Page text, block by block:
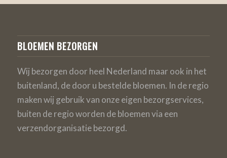
BLOEMEN BEZORGEN
Wij bezorgen door heel Nederland maar ook in het
buitenland, de door u bestelde bloemen. In de regio
maken wij gebruik van onze eigen bezorgservices,
buiten de regio worden de bloemen via een
verzendorganisatie bezorgd.